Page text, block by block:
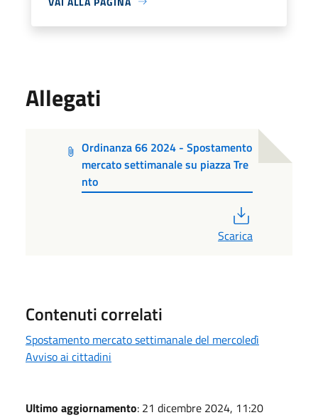
Allegati
Ordinanza 66 2024 - Spostamento
mercato settimanale su piazza Tre
nto
Scarica
Contenuti correlati
Spostamento mercato settimanale del mercoledì
Avviso ai cittadini
Ultimo aggiornamento: 21 dicembre 2024, 11:20